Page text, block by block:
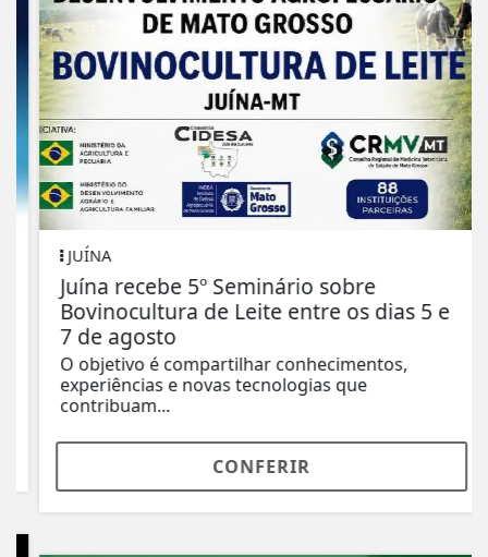
JUÍNA
Juína recebe 5º Seminário sobre
Bovinocultura de Leite entre os dias 5 e
7 de agosto
O objetivo é compartilhar conhecimentos,
experiências e novas tecnologias que
contribuam...
CONFERIR